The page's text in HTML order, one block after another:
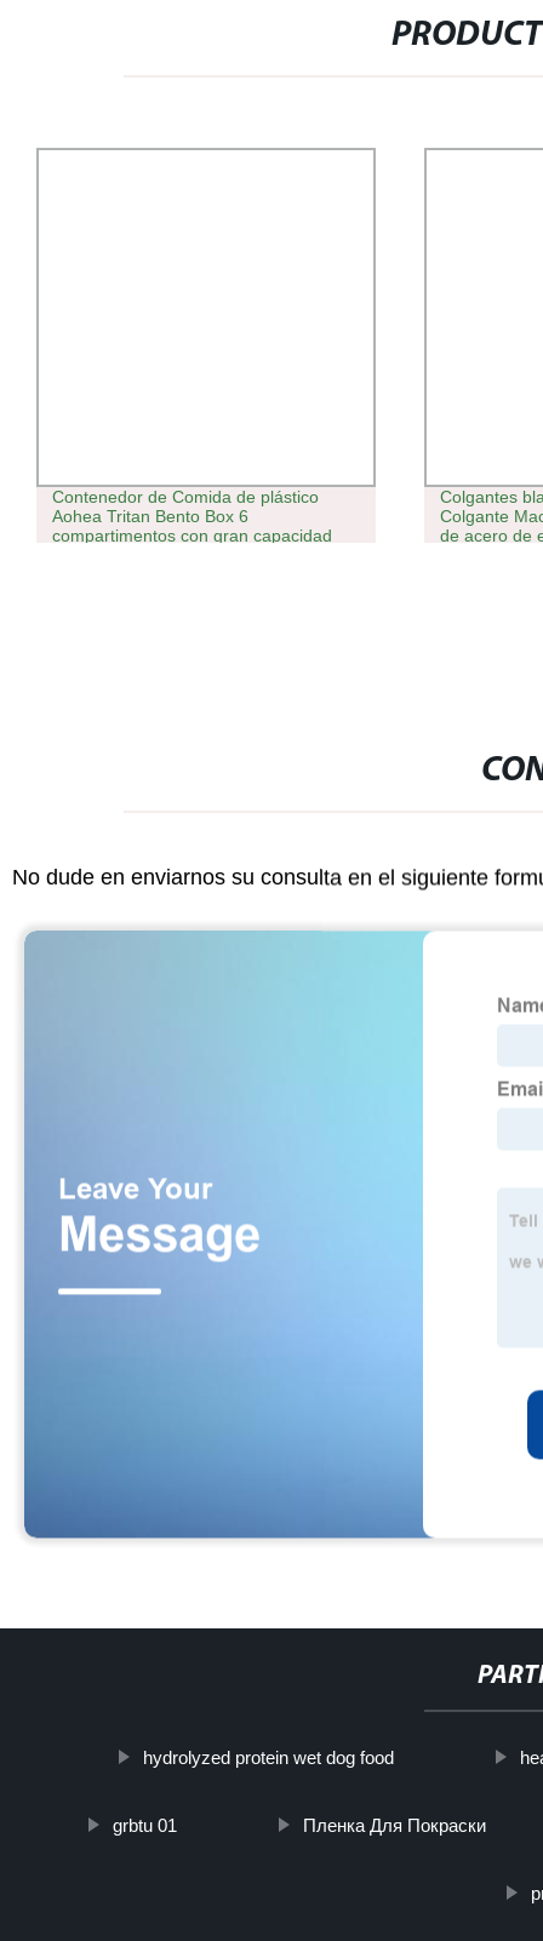
Contenedor de Comida de plástico
Aohea Tritan Bento Box 6
compartimentos con gran capacidad
Colgantes
Colgante
de acero de
No dude en enviarnos su consulta en el siguiente
hydrolyzed protein wet dog food
grbtu 01 Пленка Для Покраски